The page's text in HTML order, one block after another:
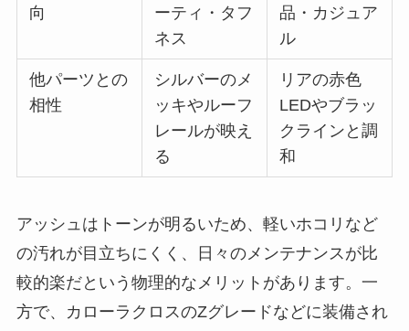
向
ーティ・タフ
ネス
品・カジュア
ル
他パーツとの
相性
シルバーのメ
ッキやルーフ
レールが映え
る
リアの赤色
LEDやブラッ
クラインと調
和
アッシュはトーンが明るいため、軽いホコリなど
の汚れが目立ちにくく、日々のメンテナンスが比
較的楽だという物理的なメリットがあります。一
方で、カローラクロスのZグレードなどに装備され